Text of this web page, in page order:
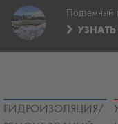
ГИДРОИЗОЛЯЦИЯ/